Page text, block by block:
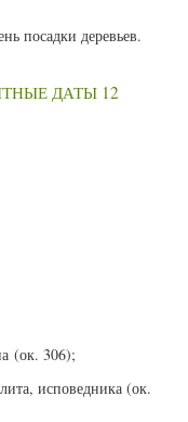
посадки деревьев.
ДАТЫ 12
(ок. 306);
исповедника (ок.